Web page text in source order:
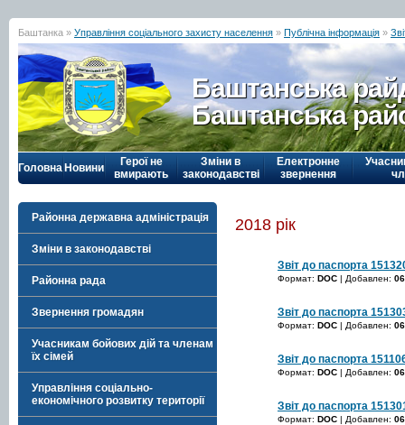
Баштанка » Управління соціального захисту населення » Публічна інформація »
Баштанська
Баштанська
Головна Новини
Герої не
вмирають
Зміни в
законодавстві
Електронне
звернення
Районна державна адміністрація
Зміни в законодавстві
Районна рада
Звернення громадян
Учасникам бойових дій та членам
їх сімей
Управління соціально-
економічного розвитку території
2018 рік
Звіт до паспорта
Формат: DOC | Добавлен:
Звіт до паспорта
Формат: DOC | Добавлен:
Звіт до паспорта
Формат: DOC | Добавлен:
Звіт до паспорта
Формат: DOC | Добавлен: